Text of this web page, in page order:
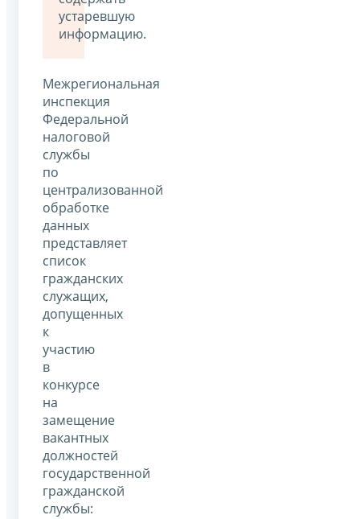
устаревшую
информацию.
Межрегиональная
инспекция
Федеральной
налоговой
службы
по
централизованной
обработке
данных
представляет
список
гражданских
служащих,
допущенных
к
участию
в
конкурсе
на
замещение
вакантных
должностей
государственной
гражданской
службы: